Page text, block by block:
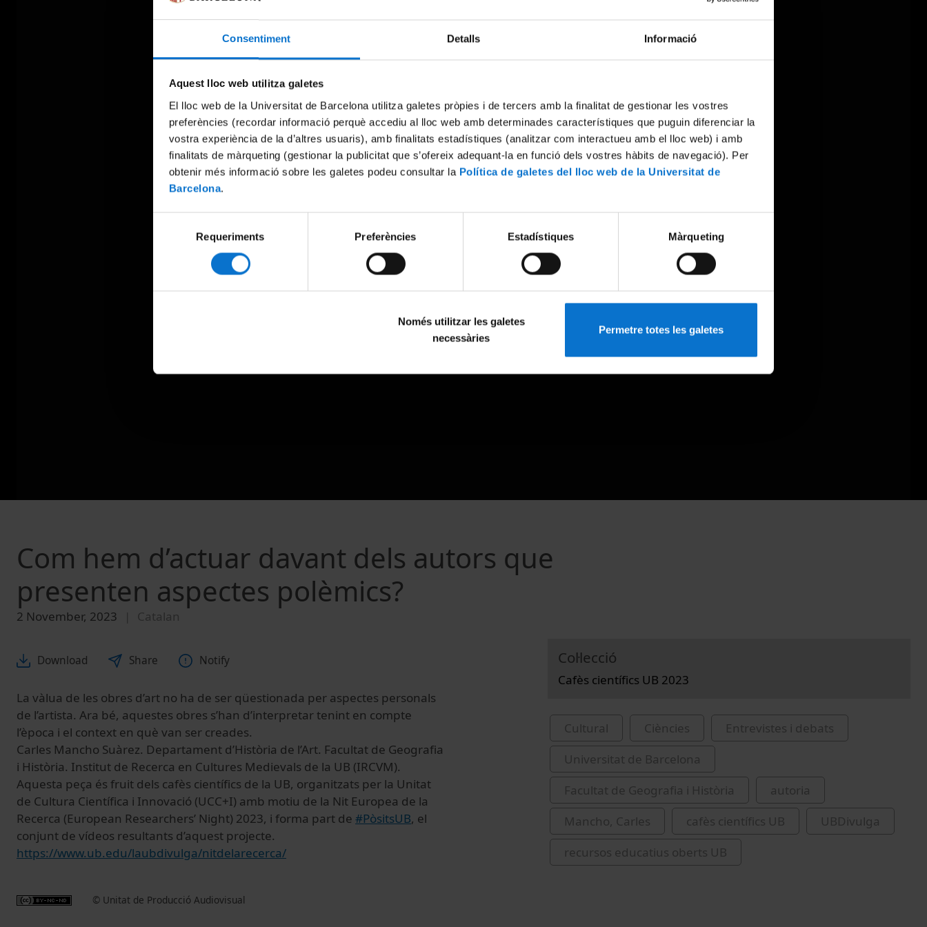
Consentiment Detalls Informació
Aquest lloc web utilitza galetes
El lloc web de la Universitat de Barcelona utilitza galetes pròpies i de tercers amb la finalitat de gestionar les vostres
preferències (recordar informació perquè accediu al lloc web amb determinades característiques que puguin diferenciar la
vostra experiència de la d’altres usuaris), amb finalitats estadístiques (analitzar com interactueu amb el lloc web) i amb
finalitats de màrqueting (gestionar la publicitat que s’ofereix adequant-la en funció dels vostres hàbits de navegació). Per
obtenir més informació sobre les galetes podeu consultar la Política de galetes del lloc web de la Universitat de
Barcelona.
consentiment
Requeriments Preferències Estadístiques Màrqueting
Només utilitzar les galetes
necessàries
Permetre totes les galetes
Try again
Com hem d’actuar davant dels autors que
presenten aspectes polèmics?
2 November, 2023 Catalan
Download Share Notify
La vàlua de les obres d’art no ha de ser qüestionada per aspectes personals
de l’artista. Ara bé, aquestes obres s’han d’interpretar tenint en compte
l’època i el context en què van ser creades.
Carles Mancho Suàrez. Departament d’Història de l’Art. Facultat de Geografia
i Història. Institut de Recerca en Cultures Medievals de la UB (IRCVM).
Aquesta peça és fruit dels cafès científics de la UB, organitzats per la Unitat
de Cultura Científica i Innovació (UCC+I) amb motiu de la Nit Europea de la
Recerca (European Researchers’ Night) 2023, i forma part de #PòsitsUB, el
conjunt de vídeos resultants d’aquest projecte.
https://www.ub.edu/laubdivulga/nitdelarecerca/
© Unitat de Producció Audiovisual
Col·lecció
Cafès científics UB 2023
Cultural Ciències
Entrevistes i debats
Universitat de Barcelona
Facultat de Geografia i Història
autoria
Mancho, Carles
cafès científics UB
UBDivulga
recursos educatius oberts UB